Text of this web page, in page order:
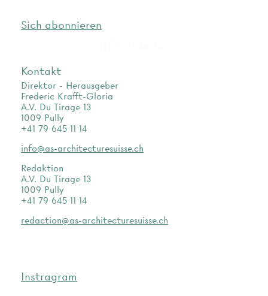
Sich abonnieren
Kontakt
Direktor - Herausgeber
Frederic Krafft-Gloria
A.V. Du Tirage 13
1009 Pully
+41 79 645 11 14
info@as-architecturesuisse.ch
Redaktion
A.V. Du Tirage 13
1009 Pully
+41 79 645 11 14
redaction@as-architecturesuisse.ch
Instragram